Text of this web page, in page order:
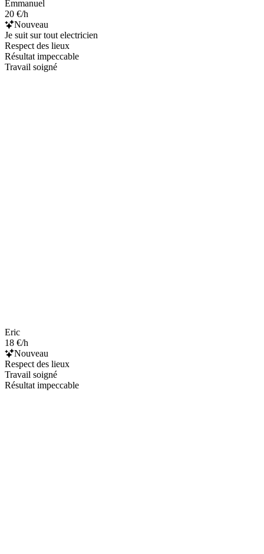
Emmanuel
20 €/h
Nouveau
Je suit sur tout electricien
Respect des lieux
Résultat impeccable
Travail soigné
Eric
18 €/h
Nouveau
Respect des lieux
Travail soigné
Résultat impeccable